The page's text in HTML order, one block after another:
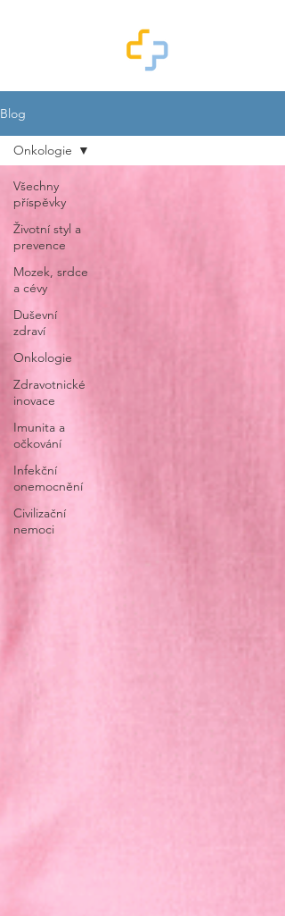
Blog
Všechny
příspěvky
Životní styl a
prevence
Mozek, srdce
a cévy
Duševní
zdraví
Onkologie
Zdravotnické
inovace
Imunita a
očkování
Infekční
onemocnění
Civilizační
nemoci
Onkologie